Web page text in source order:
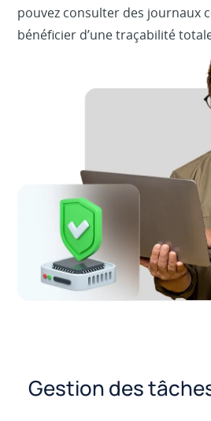
pouvez consulter des journaux
bénéficier d’une traçabilité
Gestion des